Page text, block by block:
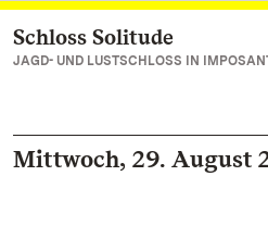
Zum Hauptinhalt springen
Schloss Solitude
JAGD- UND LUSTSCHLOSS IN
Mittwoch, 29. August